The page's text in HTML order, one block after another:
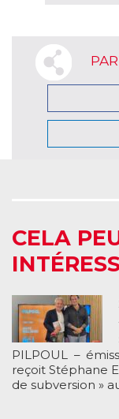
CELA
PILPOUL –
reçoit Stéphane
de subversion »